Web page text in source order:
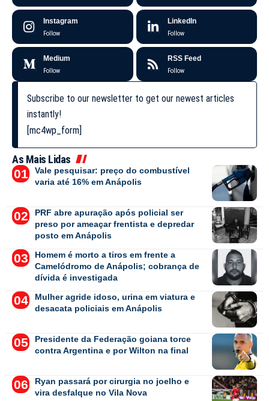
Instagram
Follow
LinkedIn
Follow
Medium
Follow
RSS Feed
Follow
Subscribe to our newsletter to get our newest articles
instantly!
[mc4wp_form]
As Mais Lidas
Vale pesquisar: preço do combustível
varia até 16% em Anápolis
PRF abre apuração após policial ser
preso por ameaçar frentista e depredar
posto em Anápolis
Homem é morto a tiros em frente a
Camelódromo de Anápolis; cobrança de
dívida é investigada
Mulher agride idoso, urina em viatura e
desacata policiais em Anápolis
Presidente da Federação goiana torce
contra Argentina e por Wilton na final
Ryan passará por cirurgia no joelho e
vira desfalque no Vila Nova